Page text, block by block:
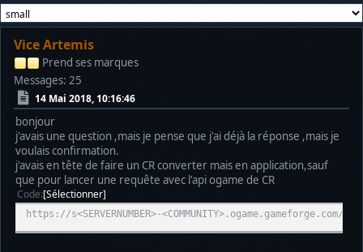
Vice Artemis
Prend ses marques
Messages: 25
14 Mai 2018, 10:16:46
bonjour
j'avais une question ,mais je pense que j'ai déjà la réponse ,mais je
voulais confirmation.
j'avais en tête de faire un CR converter mais en application,sauf
que pour lancer une requête avec l'api ogame de CR
Code Sélectionner
https://s<SERVERNUMBER>-